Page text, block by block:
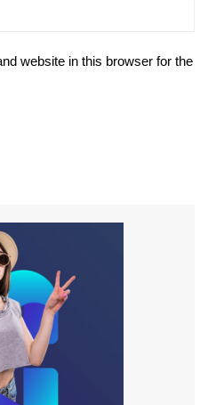
website in this browser for the